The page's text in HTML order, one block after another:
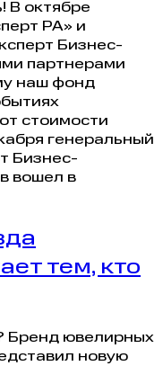
В октябре
РА» и
Бизнес-
партнерами
наш фонд
стоимости
генеральный
Бизнес-
вошел в
тем, кто
Бренд ювелирных
новую